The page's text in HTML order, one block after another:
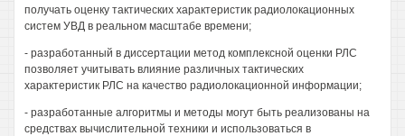
получать оценку тактических характеристик радиолокационных
систем УВД в реальном масштабе времени;
- разработанный в диссертации метод комплексной оценки РЛС
позволяет учитывать влияние различных тактических
характеристик РЛС на качество радиолокационной информации;
- разработанные алгоритмы и методы могут быть реализованы на
средствах вычислительной техники и использоваться в